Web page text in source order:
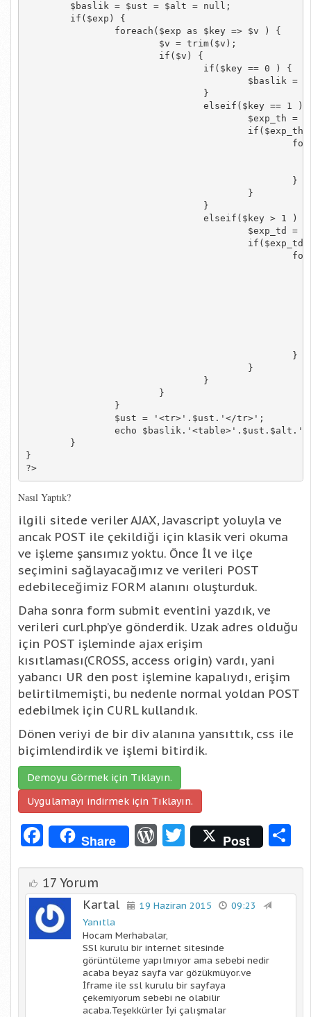
}
?>
Nasıl Yaptık?
ilgili sitede veriler AJAX, Javascript yoluyla ve
ancak POST ile çekildiği için klasik veri okuma
ve işleme şansımız yoktu. Önce İl ve ilçe
seçimini sağlayacağımız ve verileri POST
edebileceğimiz FORM alanını oluşturduk.
Daha sonra form submit eventini yazdık, ve
verileri curl.php’ye gönderdik. Uzak adres olduğu
için POST işleminde ajax erişim
kısıtlaması(CROSS, access origin) vardı, yani
yabancı UR den post işlemine kapalıydı, erişim
belirtilmemişti, bu nedenle normal yoldan POST
edebilmek için CURL kullandık.
Dönen veriyi de bir div alanına yansıttık, css ile
biçimlendirdik ve işlemi bitirdik.
Demoyu Görmek için Tıklayın.
Uygulamayı indirmek için Tıklayın.
Facebook
Share WordPress
Twitter
Post
17 Yorum
Kartal 19 Haziran 2015
09:23
Yanıtla
Hocam Merhabalar,
SSl kurulu bir internet sitesinde
görüntüleme yapılmıyor ama sebebi nedir
acaba beyaz sayfa var gözükmüyor.ve
İframe ile ssl kurulu bir sayfaya
çekemiyorum sebebi ne olabilir
acaba.Teşekkürler İyi çalışmalar